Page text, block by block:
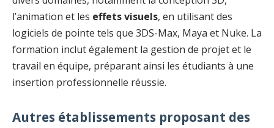
l’animation et les effets visuels, en utilisant des
logiciels de pointe tels que 3DS-Max, Maya et Nuke. La
formation inclut également la gestion de projet et le
travail en équipe, préparant ainsi les étudiants à une
insertion professionnelle réussie.
Autres établissements proposant des